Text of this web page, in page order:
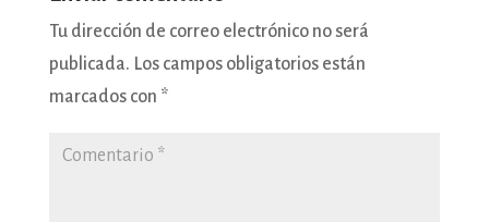
Tu dirección de correo electrónico no será
publicada. Los campos obligatorios están
marcados con *